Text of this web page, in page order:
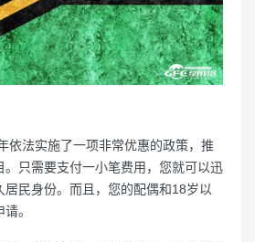
依法实施了一项非常优惠的政策，推
。只需要支付一小笔费用，您就可以迅
民身份。而且，您的配偶和18岁以
。